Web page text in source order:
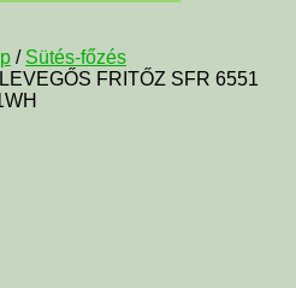
/ Sütés-főzés
FRITŐZ SFR 6551